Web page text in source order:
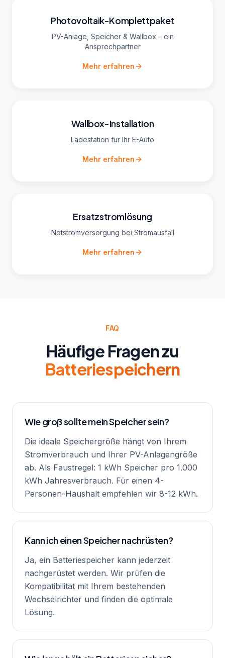
Photovoltaik-Komplettpaket
PV-Anlage, Speicher & Wallbox – ein
Ansprechpartner
Mehr erfahren
Wallbox-Installation
Ladestation für Ihr E-Auto
Mehr erfahren
Ersatzstromlösung
Notstromversorgung bei Stromausfall
Mehr erfahren
FAQ
Häufige Fragen zu
Batteriespeichern
Wie groß sollte mein Speicher sein?
Die ideale Speichergröße hängt von Ihrem
Stromverbrauch und Ihrer PV-Anlagengröße
ab. Als Faustregel: 1 kWh Speicher pro 1.000
kWh Jahresverbrauch. Für einen 4-
Personen-Haushalt empfehlen wir 8-12 kWh.
Kann ich einen Speicher nachrüsten?
Ja, ein Batteriespeicher kann jederzeit
nachgerüstet werden. Wir prüfen die
Kompatibilität mit Ihrem bestehenden
Wechselrichter und finden die optimale
Lösung.